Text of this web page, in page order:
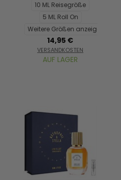
10 ML Reisegröße
5 ML Roll On
Weitere Größen anzeigen...
14,95 €
VERSANDKOSTEN
AUF LAGER